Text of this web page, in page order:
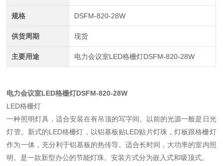
规格 DSFM-820-28W
供货周期 现货
主要用途 电力会议室LED格栅灯DSFM-820-28W
电力会议室LED格栅灯DSFM-820-28W
LED格栅灯
一种照明灯具，适合安装在有吊顶的写字间。以前的光源一般是日光
灯管。新式的LED格栅灯，以铝基板贴LED贴片灯珠，灯板跟格栅灯
作为一体，充分利于铝基板的热传导。适合长时间，大功率的室内照
明。是一款新型办公的节能灯珠。安装方式分为嵌入式和吸顶式。